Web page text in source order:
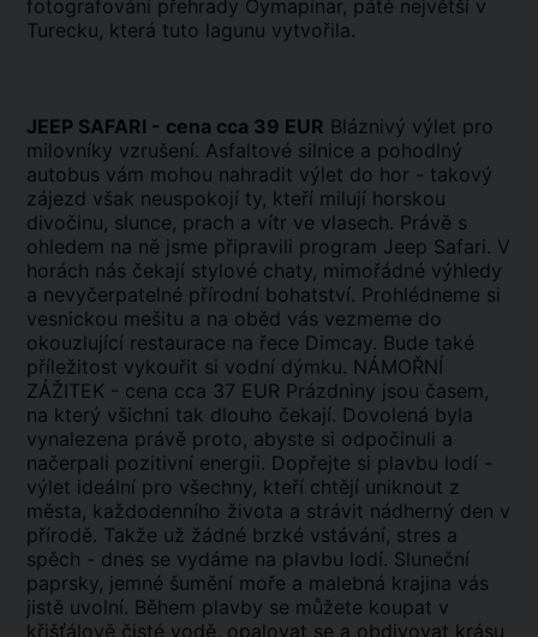
fotografování přehrady Oymapinar, páté největší v
Turecku, která tuto lagunu vytvořila.
JEEP SAFARI - cena cca 39 EUR Bláznivý výlet pro
milovníky vzrušení. Asfaltové silnice a pohodlný
autobus vám mohou nahradit výlet do hor - takový
zájezd však neuspokojí ty, kteří milují horskou
divočinu, slunce, prach a vítr ve vlasech. Právě s
ohledem na ně jsme připravili program Jeep Safari. V
horách nás čekají stylové chaty, mimořádné výhledy
a nevyčerpatelné přírodní bohatství. Prohlédneme si
vesnickou mešitu a na oběd vás vezmeme do
okouzlující restaurace na řece Dimcay. Bude také
příležitost vykouřit si vodní dýmku. NÁMOŘNÍ
ZÁŽITEK - cena cca 37 EUR Prázdniny jsou časem,
na který všichni tak dlouho čekají. Dovolená byla
vynalezena právě proto, abyste si odpočinuli a
načerpali pozitivní energii. Dopřejte si plavbu lodí -
výlet ideální pro všechny, kteří chtějí uniknout z
města, každodenního života a strávit nádherný den v
přírodě. Takže už žádné brzké vstávání, stres a
spěch - dnes se vydáme na plavbu lodí. Sluneční
paprsky, jemné šumění moře a malebná krajina vás
jistě uvolní. Během plavby se můžete koupat v
křišťálově čisté vodě, opalovat se a obdivovat krásu